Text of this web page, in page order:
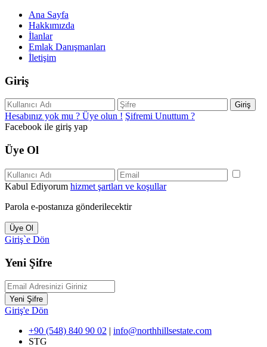
Ana Sayfa
Hakkımızda
İlanlar
Emlak Danışmanları
İletişim
Giriş
Giriş
Hesabınız yok mu ? Üye olun ! Şifremi Unuttum ?
Facebook ile giriş yap
Üye Ol
Kabul Ediyorum hizmet şartları ve koşullar
Parola e-postanıza gönderilecektir
Üye Ol
Giriş`e Dön
Yeni Şifre
Yeni Şifre
Giriş'e Dön
+90 (548) 840 90 02 | info@northhillsestate.com
STG